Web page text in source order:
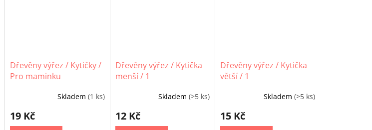
Dřevěny výřez / Kytičky /
Pro maminku
Skladem (1 ks)
19 Kč
Dřevěny výřez / Kytička
menší / 1
Skladem(>5 ks)
12 Kč
Dřevěny výřez / Kytička
větší / 1
Skladem (>5 ks)
15 Kč